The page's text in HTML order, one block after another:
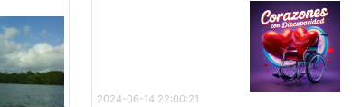
2024-06-14 22:00:21